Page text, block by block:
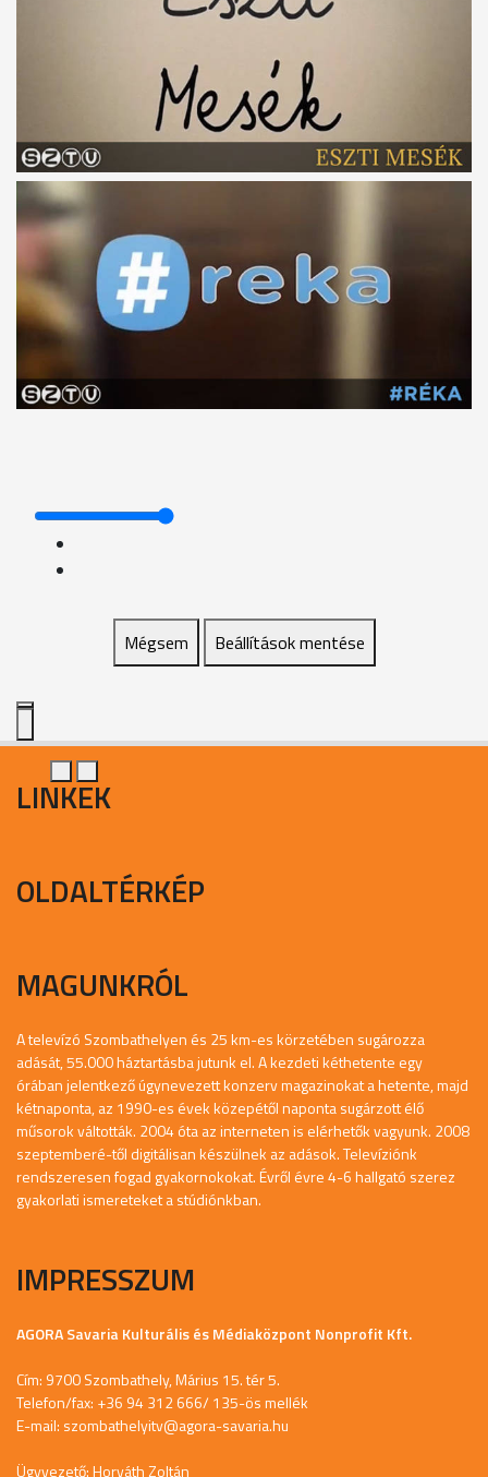
Mégsem Beállítások mentése
LINKEK
OLDALTÉRKÉP
MAGUNKRÓL
A televízó Szombathelyen és 25 km-es körzetében sugározza
adását, 55.000 háztartásba jutunk el. A kezdeti kéthetente egy
órában jelentkező úgynevezett konzerv magazinokat a hetente, majd
kétnaponta, az 1990-es évek közepétől naponta sugárzott élő
műsorok váltották. 2004 óta az interneten is elérhetők vagyunk. 2008
szeptemberé-től digitálisan készülnek az adások. Televíziónk
rendszeresen fogad gyakornokokat. Évről évre 4-6 hallgató szerez
gyakorlati ismereteket a stúdiónkban.
IMPRESSZUM
AGORA Savaria Kulturális és Médiaközpont Nonprofit Kft.
Cím: 9700 Szombathely, Márius 15. tér 5.
Telefon/fax: +36 94 312 666/ 135-ös mellék
E-mail: szombathelyitv@agora-savaria.hu
Ügyvezető: Horváth Zoltán